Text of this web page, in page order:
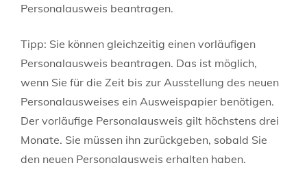
Personalausweis beantragen.
Tipp: Sie können gleichzeitig einen vorläufigen
Personalausweis beantragen. Das ist möglich,
wenn Sie für die Zeit bis zur Ausstellung des neuen
Personalausweises ein Ausweispapier benötigen.
Der vorläufige Personalausweis gilt höchstens drei
Monate. Sie müssen ihn zurückgeben, sobald Sie
den neuen Personalausweis erhalten haben.